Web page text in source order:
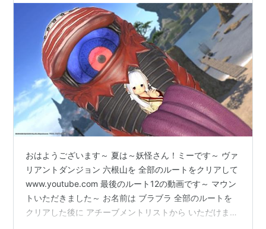
おはようございます～ 夏は～妖怪さん！ミーです～ ヴァ
リアントダンジョン 六根山を 全部のルートをクリアして
www.youtube.com 最後のルート12の動画です～ マウン
トいただきました～ お名前は ブラブラ 全部のルートを
クリアした後に アチーブメントリストから いただけます